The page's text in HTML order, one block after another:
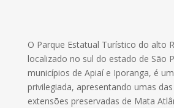
O Parque Estatual Turístico do alto
localizado no sul do estado de São
municípios de Apiaí e Iporanga, é
privilegiada, apresentando umas
extensões preservadas de Mata